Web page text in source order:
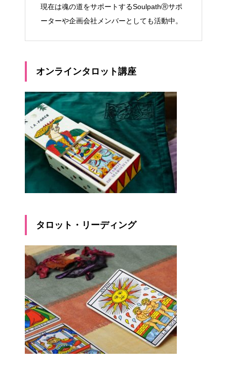
現在は魂の道をサポートするSoulpathⓇサポ
ーターや企画会社メンバーとしても活動中。
オンラインタロット講座
タロット・リーディング